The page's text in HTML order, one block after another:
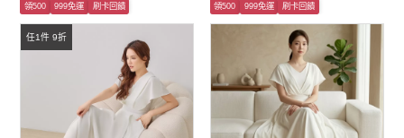
任1件 9折
領500 999免運 刷卡回饋 領500 999免運 刷卡回饋